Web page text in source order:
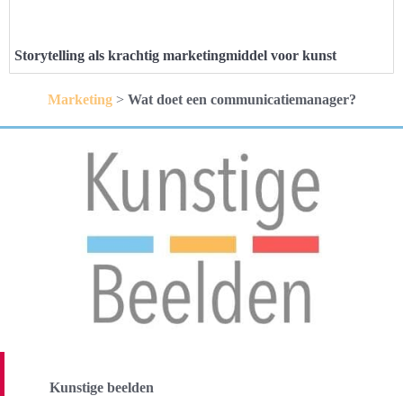
Storytelling als krachtig marketingmiddel voor kunst
Marketing> Wat doet een communicatiemanager?
Kunstige beelden